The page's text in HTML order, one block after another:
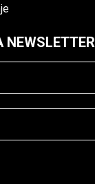
NEWSLETTER